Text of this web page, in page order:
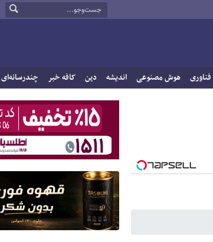
هوش مصنوعی اندیشه دین کافه خبر چندرسانه‌ای